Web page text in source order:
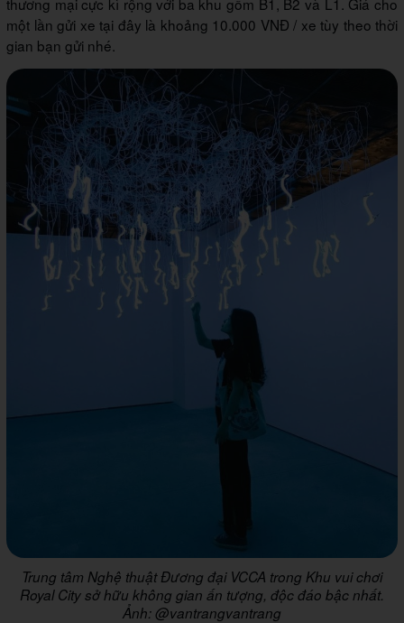
một lần gửi xe tại đây là khoảng 10.000 VNĐ / xe tùy theo thời
gian bạn gửi nhé.
Trung tâm Nghệ thuật Đương đại VCCA trong Khu vui chơi
Royal City sở hữu không gian ấn tượng, độc đáo bậc nhất.
Ảnh: @vantrangvantrang